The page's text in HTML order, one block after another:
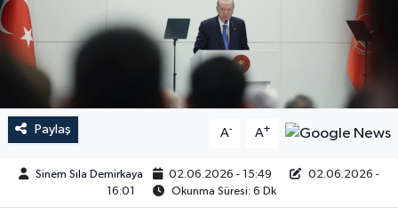
Paylaş A- A+
Sinem Sıla Demirkaya 02.06.2026 - 15:49
02.06.2026 -
16:01
Okunma Süresi: 6 Dk